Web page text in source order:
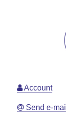
Account
Send e-mail